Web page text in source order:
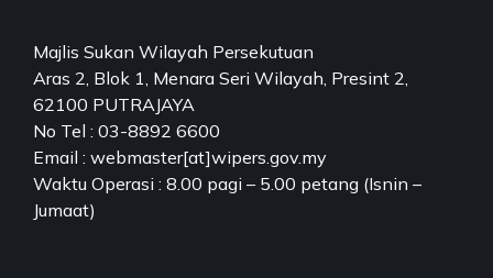
Majlis Sukan Wilayah Persekutuan
Aras 2, Blok 1, Menara Seri Wilayah, Presint 2,
62100 PUTRAJAYA
No Tel : 03-8892 6600
Email : webmaster[at]wipers.gov.my
Waktu Operasi : 8.00 pagi – 5.00 petang (Isnin –
Jumaat)